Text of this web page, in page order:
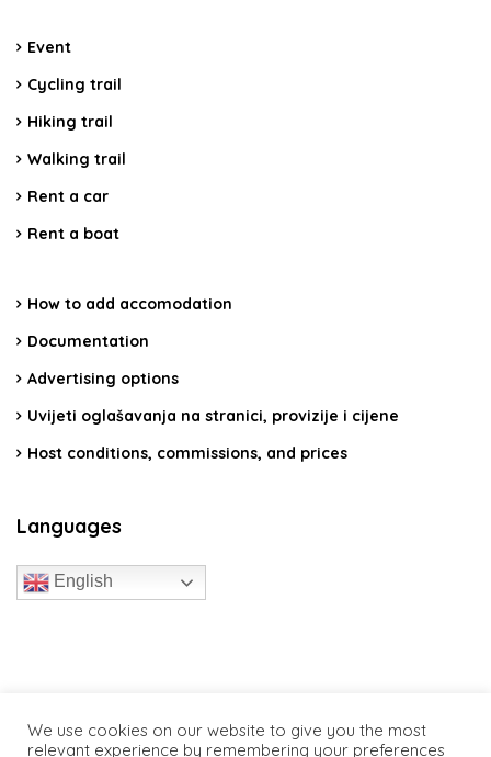
Event
Cycling trail
Hiking trail
Walking trail
Rent a car
Rent a boat
How to add accomodation
Documentation
Advertising options
Uvijeti oglašavanja na stranici, provizije i cijene
Host conditions, commissions, and prices
Languages
English
We use cookies on our website to give you the most
relevant experience by remembering your preferences